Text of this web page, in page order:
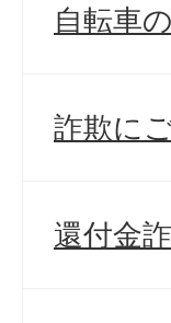
自転車
詐欺に
還付金